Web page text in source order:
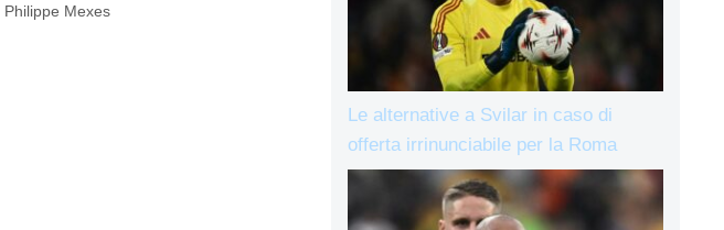
Philippe Mexes
Le alternative a Svilar in caso di
offerta irrinunciabile per la Roma